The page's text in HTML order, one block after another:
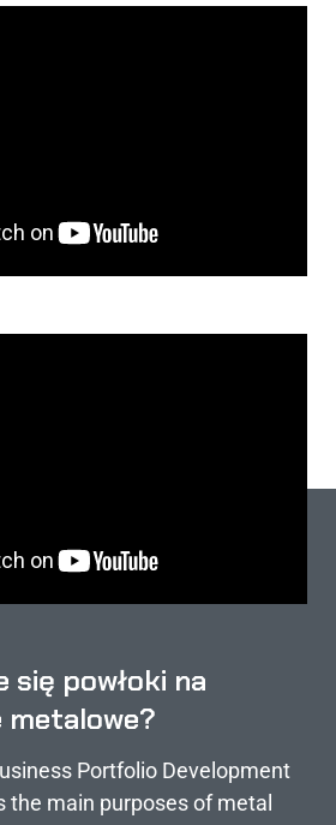
się powłoki na
metalowe?
Portfolio Development
the main purposes of metal